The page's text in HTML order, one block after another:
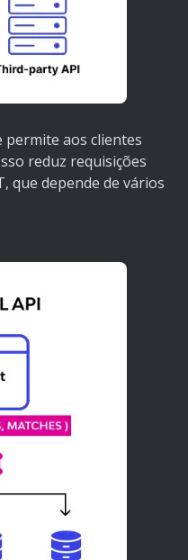
permite aos clientes
reduz requisições
que depende de vários